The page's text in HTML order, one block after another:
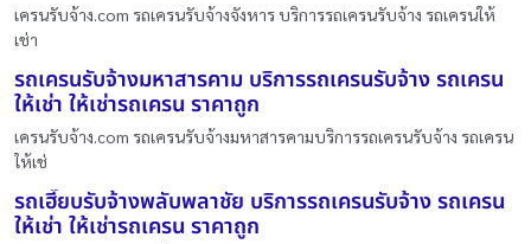
เครนรับจ้าง.com รถเครนรับจ้างจังหาร บริการรถเครนรับจ้าง รถเครนให้
เช่า
รถเครนรับจ้างมหาสารคาม บริการรถเครนรับจ้าง รถเครน
ให้เช่า ให้เช่ารถเครน ราคาถูก
เครนรับจ้าง.com รถเครนรับจ้างมหาสารคามบริการรถเครนรับจ้าง รถเครน
ให้เช่
รถเฮี๊ยบรับจ้างพลับพลาชัย บริการรถเครนรับจ้าง รถเครน
ให้เช่า ให้เช่ารถเครน ราคาถูก